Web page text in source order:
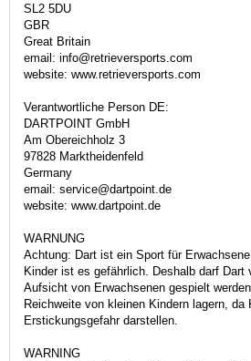
SL2 5DU
GBR
Great Britain
email: info@retrieversports.com
website: www.retrieversports.com
Verantwortliche Person DE:
DARTPOINT GmbH
Am Obereichholz 3
97828 Marktheidenfeld
Germany
email: service@dartpoint.de
website: www.dartpoint.de
WARNUNG
Achtung: Dart ist ein Sport für
Kinder ist es gefährlich. Deshalb darf Dart
Aufsicht von Erwachsenen gespielt
Reichweite von kleinen Kindern lagern, da
Erstickungsgefahr darstellen.
WARNING